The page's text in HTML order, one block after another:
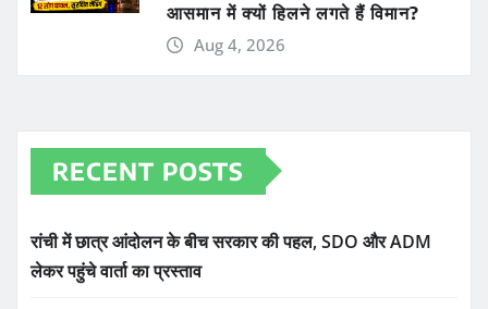
आसमान में क्यों हिलने लगते हैं विमान?
Aug 4, 2026
RECENT POSTS
रांची में छात्र आंदोलन के बीच सरकार की पहल, SDO और ADM
लेकर पहुंचे वार्ता का प्रस्ताव